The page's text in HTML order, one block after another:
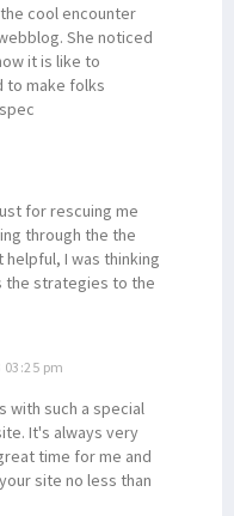
cool encounter
She noticed
it is like to
to make folks
for rescuing me
through the the
I was thinking
the strategies to the
03:25 pm
with such a special
It's always very
time for me and
site no less than